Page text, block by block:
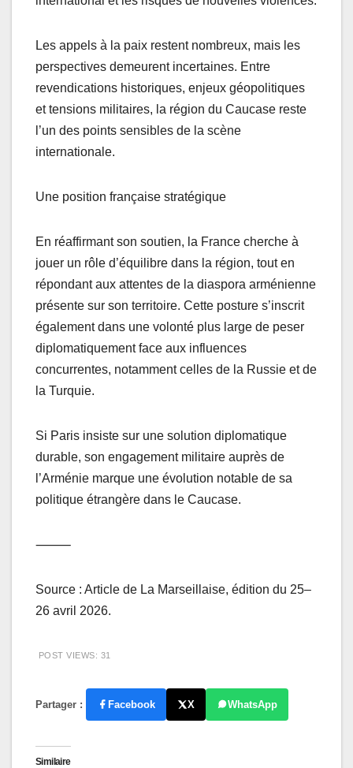
Les appels à la paix restent nombreux, mais les
perspectives demeurent incertaines. Entre
revendications historiques, enjeux géopolitiques
et tensions militaires, la région du Caucase reste
l’un des points sensibles de la scène
internationale.
Une position française stratégique
En réaffirmant son soutien, la France cherche à
jouer un rôle d’équilibre dans la région, tout en
répondant aux attentes de la diaspora arménienne
présente sur son territoire. Cette posture s’inscrit
également dans une volonté plus large de peser
diplomatiquement face aux influences
concurrentes, notamment celles de la Russie et de
la Turquie.
Si Paris insiste sur une solution diplomatique
durable, son engagement militaire auprès de
l’Arménie marque une évolution notable de sa
politique étrangère dans le Caucase.
⸻
Source : Article de La Marseillaise, édition du 25–
26 avril 2026.
POST VIEWS: 31
Partager : Facebook X WhatsApp
Similaire